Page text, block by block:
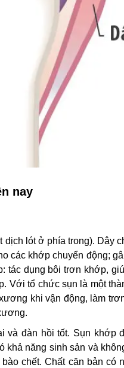
nay
lót ở phía trong). Dây
các khớp chuyển động;
tác dụng bôi trơn khớp,
Với tổ chức sụn là một
khi vận động, làm
đàn hồi tốt. Sụn khớp
khả năng sinh sản và
chết. Chất căn bản có